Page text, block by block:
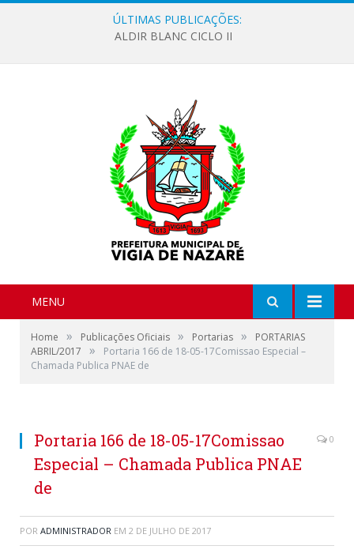
ÚLTIMAS PUBLICAÇÕES:
ALDIR BLANC CICLO II
MENU
Home » Publicações Oficiais » Portarias »
PORTARIAS
ABRIL/2017
»
Portaria 166 de 18-05-17Comissao Especial –
Chamada Publica PNAE de
Portaria 166 de 18-05-17Comissao
Especial – Chamada Publica PNAE
de
0
POR ADMINISTRADOR EM 2 DE JULHO DE 2017